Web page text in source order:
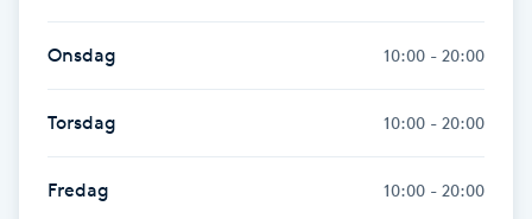
Friskvård
Friskvårdsmassage
Frisör
Onsdag 10:00 - 20:00
Torsdag 10:00 - 20:00
Fredag 10:00 - 20:00